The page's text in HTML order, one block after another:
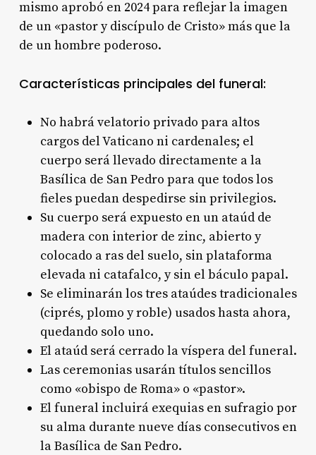
mismo aprobó en 2024 para reflejar la imagen
de un «pastor y discípulo de Cristo» más que la
de un hombre poderoso.
Características principales del funeral:
No habrá velatorio privado para altos
cargos del Vaticano ni cardenales; el
cuerpo será llevado directamente a la
Basílica de San Pedro para que todos los
fieles puedan despedirse sin privilegios.
Su cuerpo será expuesto en un ataúd de
madera con interior de zinc, abierto y
colocado a ras del suelo, sin plataforma
elevada ni catafalco, y sin el báculo papal.
Se eliminarán los tres ataúdes tradicionales
(ciprés, plomo y roble) usados hasta ahora,
quedando solo uno.
El ataúd será cerrado la víspera del funeral.
Las ceremonias usarán títulos sencillos
como «obispo de Roma» o «pastor».
El funeral incluirá exequias en sufragio por
su alma durante nueve días consecutivos en
la Basílica de San Pedro.